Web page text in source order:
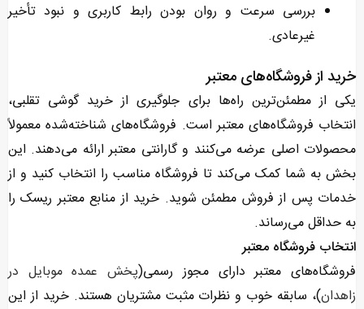
بررسی سرعت و روان بودن رابط کاربری و نبود تأخیر
غیرعادی.
خرید از فروشگاه‌های معتبر
یکی از مطمئن‌ترین راه‌ها برای جلوگیری از خرید گوشی تقلبی،
انتخاب فروشگاه‌های معتبر است. فروشگاه‌های شناخته‌شده معمولاً
محصولات اصلی عرضه می‌کنند و گارانتی معتبر ارائه می‌دهند. این
بخش به شما کمک می‌کند تا فروشگاه مناسب را انتخاب کنید و از
خدمات پس از فروش مطمئن شوید. خرید از منابع معتبر ریسک را
به حداقل می‌رساند.
انتخاب فروشگاه معتبر
فروشگاه‌های معتبر دارای مجوز رسمی(پخش عمده موبایل در
زاهدان)، سابقه خوب و نظرات مثبت مشتریان هستند. خرید از این